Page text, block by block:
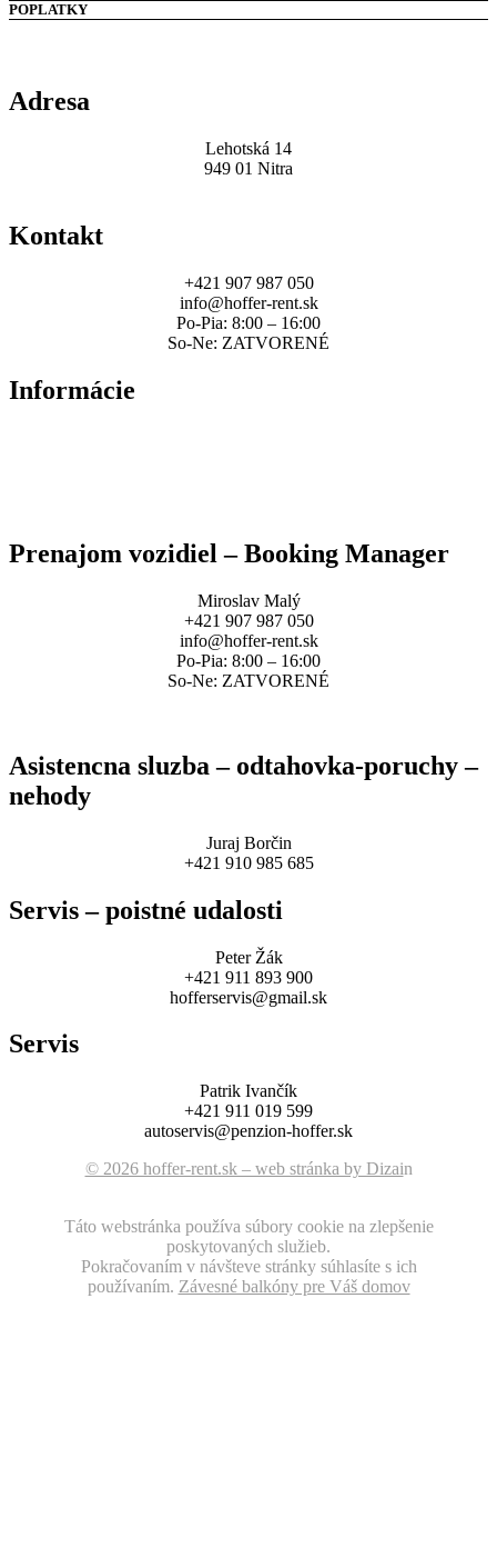
POPLATKY
Adresa
Lehotská 14
949 01 Nitra
Kontakt
+421 907 987 050
info@hoffer-rent.sk
Po-Pia: 8:00 – 16:00
So-Ne: ZATVORENÉ
Informácie
Prenajom vozidiel – Booking Manager
Miroslav Malý
+421 907 987 050
info@hoffer-rent.sk
Po-Pia: 8:00 – 16:00
So-Ne: ZATVORENÉ
Asistencna sluzba – odtahovka-poruchy –
nehody
Juraj Borčin
+421 910 985 685
Servis – poistné udalosti
Peter Žák
+421 911 893 900
hofferservis@gmail.sk
Servis
Patrik Ivančík
+421 911 019 599
autoservis@penzion-hoffer.sk
© 2026 hoffer-rent.sk – web stránka by Dizain
Táto webstránka používa súbory cookie na zlepšenie
poskytovaných služieb.
Pokračovaním v návšteve stránky súhlasíte s ich
používaním. Závesné balkóny pre Váš domov